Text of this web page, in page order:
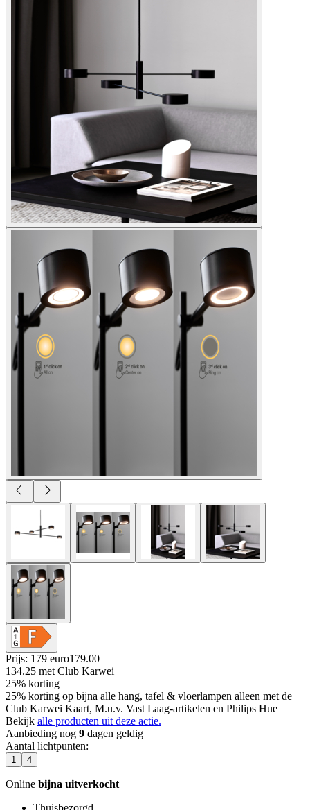
Prijs: 179 euro179.00
134.25 met Club Karwei
25% korting
25% korting op bijna alle hang, tafel & vloerlampen alleen met de
Club Karwei Kaart, M.u.v. Vast Laag-artikelen en Philips Hue
Bekijk alle producten uit deze actie.
Aanbieding nog 9 dagen geldig
Aantal lichtpunten:
1 4
Online bijna uitverkocht
Thuisbezorgd